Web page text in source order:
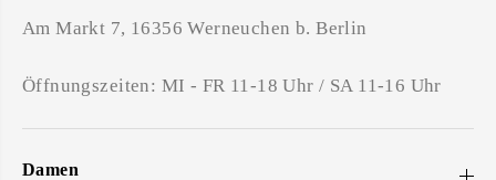
Am Markt 7, 16356 Werneuchen b. Berlin
Öffnungszeiten: MI - FR 11-18 Uhr / SA 11-16 Uhr
Damen